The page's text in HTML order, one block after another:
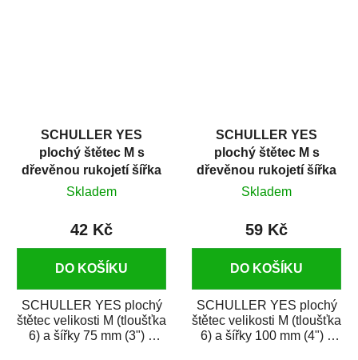
SCHULLER YES
plochý štětec M s
dřevěnou rukojetí šířka
75 mm
Skladem
42 Kč
DO KOŠÍKU
SCHULLER YES plochý
štětec velikosti M (tloušťka
6) a šířky 75 mm (3") s
SCHULLER YES
plochý štětec M s
dřevěnou rukojetí šířka
100 mm
Skladem
59 Kč
DO KOŠÍKU
SCHULLER YES plochý
štětec velikosti M (tloušťka
6) a šířky 100 mm (4") s